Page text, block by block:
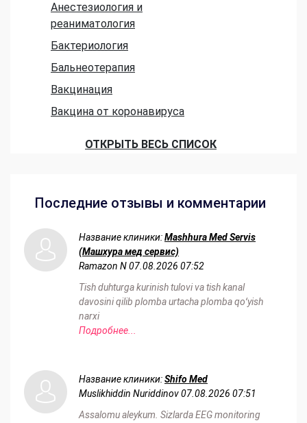
Анестезиология и
реаниматология
Бактериология
Бальнеотерапия
Вакцинация
Вакцина от коронавируса
ОТКРЫТЬ ВЕСЬ СПИСОК
Последние отзывы и комментарии
Название клиники:Mashhura Med Servis
(Машхура мед сервис)
Ramazon N07.08.2026 07:52
Tish duhturga kurinish tulovi va tish kanal
davosini qilib plomba urtacha plomba qoʻyish
narxi
Подробнее...
Название клиники:Shifo Med
Muslikhiddin Nuriddinov07.08.2026 07:51
Assalomu aleykum. Sizlarda EEG monitoring